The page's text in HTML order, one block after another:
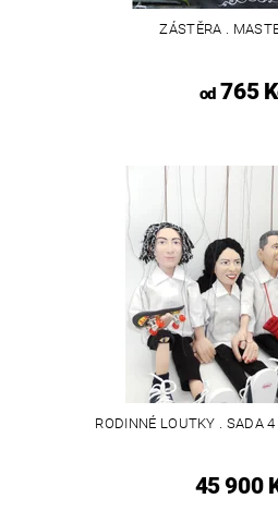
ZÁSTĚRA .
od765
RODINNÉ LOUTKY . SADA
45 900